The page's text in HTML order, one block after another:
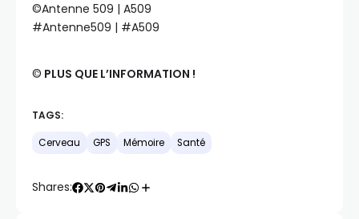
©️Antenne 509 | A509
#Antenne509 | #A509
©️ PLUS QUE L’INFORMATION !
TAGS:
Cerveau GPS Mémoire Santé
Shares: